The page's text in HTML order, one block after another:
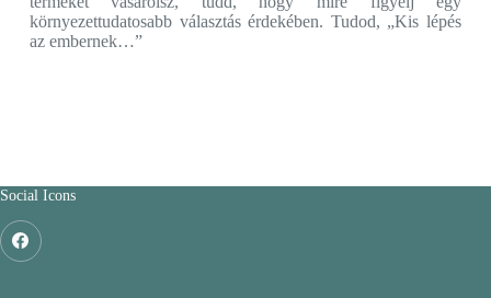
környezettudatosabb választás érdekében. Tudod, „Kis lépés
az embernek…”
Social Icons